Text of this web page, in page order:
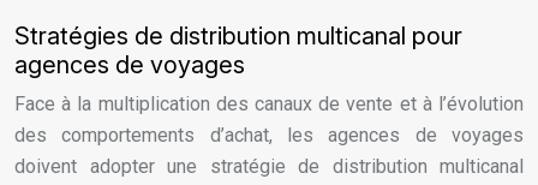
Stratégies de distribution multicanal pour
agences de voyages
Face à la multiplication des canaux de vente et à l’évolution
des comportements d’achat, les agences de voyages
doivent adopter une stratégie de distribution multicanal